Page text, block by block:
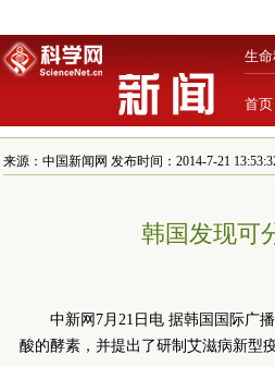
生
首页
来源：中国新闻网 发布时间：2014-7-21
韩国发现可
中新网7月21日电 据韩国国际广
酸的酵素，并提出了研制艾滋病新型